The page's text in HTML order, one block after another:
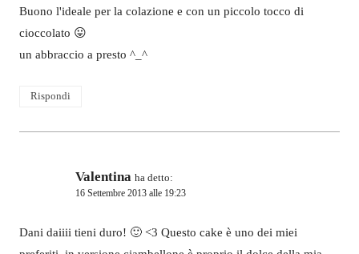
Buono l'ideale per la colazione e con un piccolo tocco di
cioccolato 😛
un abbraccio a presto ^_^
Rispondi
Valentina ha detto:
16 Settembre 2013 alle 19:23
Dani daiiii tieni duro! 🙂 <3 Questo cake è uno dei miei